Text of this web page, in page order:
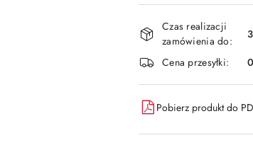
Dostępność
i
dostawa
Czas realizacji
zamówienia do:
Cena przesyłki:
0
Pobierz produkt do